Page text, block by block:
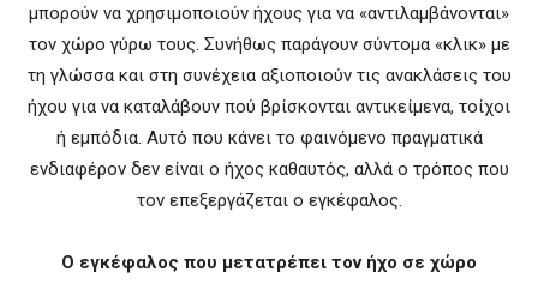
μπορούν να χρησιμοποιούν ήχους για να «αντιλαμβάνονται»
τον χώρο γύρω τους. Συνήθως παράγουν σύντομα «κλικ» με
τη γλώσσα και στη συνέχεια αξιοποιούν τις ανακλάσεις του
ήχου για να καταλάβουν πού βρίσκονται αντικείμενα, τοίχοι
ή εμπόδια. Αυτό που κάνει το φαινόμενο πραγματικά
ενδιαφέρον δεν είναι ο ήχος καθαυτός, αλλά ο τρόπος που
τον επεξεργάζεται ο εγκέφαλος.
Ο εγκέφαλος που μετατρέπει τον ήχο σε χώρο